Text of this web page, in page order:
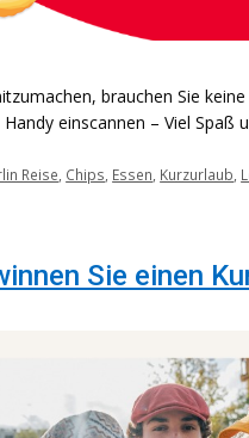
brauchen Sie
einscannen – Viel Spaß
Reise Chips Essen Kurzurlaub
Sie einen